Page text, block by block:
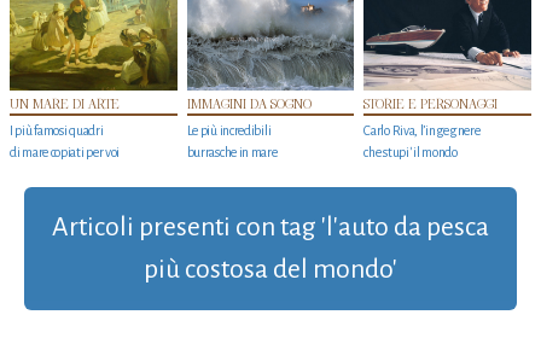
UN MARE DI ARTE
I più famosi quadri
di mare copiati per voi
IMMAGINI DA SOGNO
Le più incredibili
burrasche in mare
STORIE E PERSONAGGI
Carlo Riva, l’ingegnere
che stupi' il mondo
Articoli presenti con tag 'l'auto da pesca
più costosa del mondo'